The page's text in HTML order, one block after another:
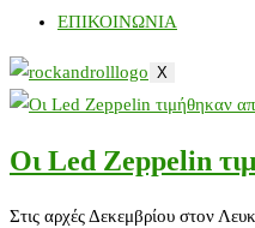
ΕΠΙΚΟΙΝΩΝΙΑ
X
Οι Led Zeppelin
Στις αρχές Δεκεμβρίου στον